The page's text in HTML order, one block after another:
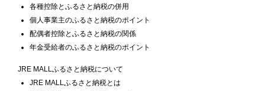
各種控除とふるさと納税の併用
個人事業主のふるさと納税のポイント
配偶者控除とふるさと納税の関係
年金受給者のふるさと納税のポイント
JRE MALLふるさと納税について
JRE MALLふるさと納税とは